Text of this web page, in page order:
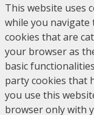
This website uses
while you
cookies that are
your browser as
basic
party cookies that
you use this
browser only with